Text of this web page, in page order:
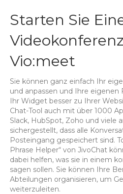
Starten Sie
Vio:meet
Sie können ganz einfach Ihr
und anpassen und Ihre eigenen
Ihr Widget besser zu Ihrer
Chat-Tool auch mit über 1000
Slack, HubSpot, Zoho und viele
sichergestellt, dass alle
Posteingang gespeichert sind.
Phrase Helper“ von JivoChat
dabei helfen, was sie in einem
sagen sollen. Sie können Ihre
Abteilungen organisieren, um
weiterzuleiten.